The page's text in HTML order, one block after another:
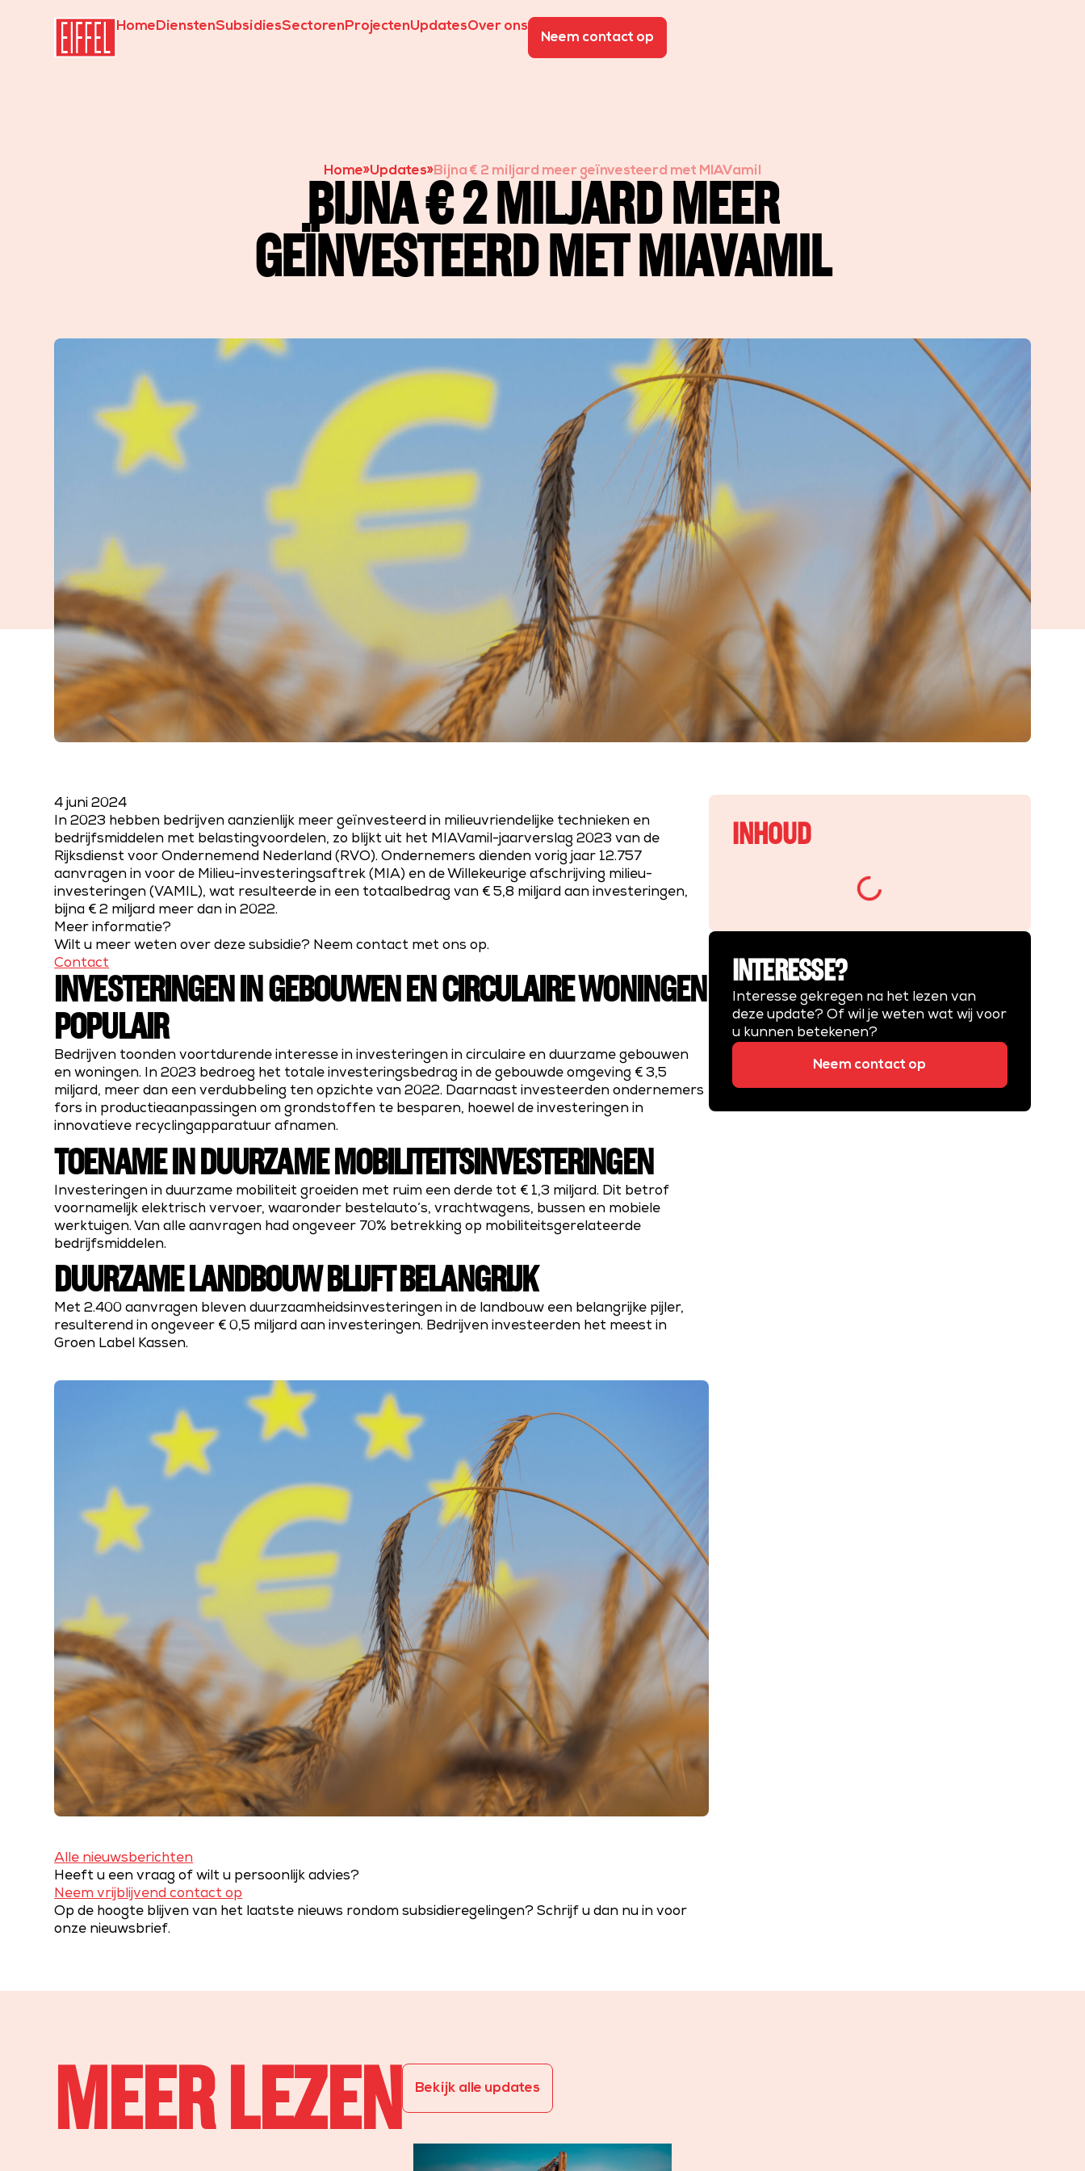
HomeDienstenSubsidiesSectorenProjectenUpdatesOver ons
Neem contact op
Home»Updates»Bijna € 2 miljard meer geïnvesteerd met MIAVamil
BIJNA € 2 MILJARD MEER
GEÏNVESTEERD MET MIAVAMIL
4 juni 2024
In 2023 hebben bedrijven aanzienlijk meer geïnvesteerd in milieuvriendelijke technieken en
bedrijfsmiddelen met belastingvoordelen, zo blijkt uit het MIAVamil-jaarverslag 2023 van de
Rijksdienst voor Ondernemend Nederland (RVO). Ondernemers dienden vorig jaar 12.757
aanvragen in voor de Milieu-investeringsaftrek (MIA) en de Willekeurige afschrijving milieu-
investeringen (VAMIL), wat resulteerde in een totaalbedrag van € 5,8 miljard aan investeringen,
bijna € 2 miljard meer dan in 2022.
Meer informatie?
Wilt u meer weten over deze subsidie? Neem contact met ons op.
Contact
INVESTERINGEN IN GEBOUWEN EN CIRCULAIRE WONINGEN
POPULAIR
Bedrijven toonden voortdurende interesse in investeringen in circulaire en duurzame gebouwen
en woningen. In 2023 bedroeg het totale investeringsbedrag in de gebouwde omgeving € 3,5
miljard, meer dan een verdubbeling ten opzichte van 2022. Daarnaast investeerden ondernemers
fors in productieaanpassingen om grondstoffen te besparen, hoewel de investeringen in
innovatieve recyclingapparatuur afnamen.
TOENAME IN DUURZAME MOBILITEITSINVESTERINGEN
Investeringen in duurzame mobiliteit groeiden met ruim een derde tot € 1,3 miljard. Dit betrof
voornamelijk elektrisch vervoer, waaronder bestelauto’s, vrachtwagens, bussen en mobiele
werktuigen. Van alle aanvragen had ongeveer 70% betrekking op mobiliteitsgerelateerde
bedrijfsmiddelen.
DUURZAME LANDBOUW BLIJFT BELANGRIJK
Met 2.400 aanvragen bleven duurzaamheidsinvesteringen in de landbouw een belangrijke pijler,
resulterend in ongeveer € 0,5 miljard aan investeringen. Bedrijven investeerden het meest in
Groen Label Kassen.
Alle nieuwsberichten
Heeft u een vraag of wilt u persoonlijk advies?
Neem vrijblijvend contact op
Op de hoogte blijven van het laatste nieuws rondom subsidieregelingen? Schrijf u dan nu in voor
onze nieuwsbrief.
INHOUD
INTERESSE?
Interesse gekregen na het lezen van
deze update? Of wil je weten wat wij voor
u kunnen betekenen?
Neem contact op
MEER LEZEN Bekijk alle updates